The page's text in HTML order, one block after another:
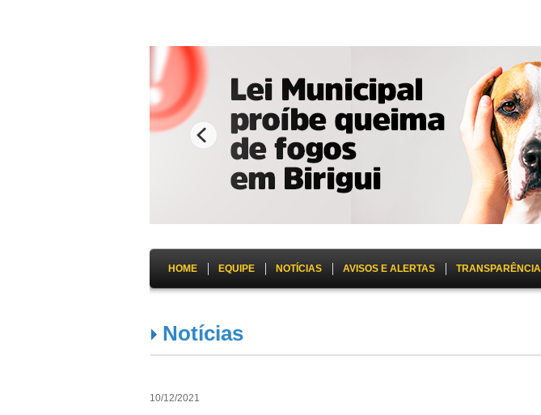
HOME EQUIPE NOTÍCIAS AVISOS E ALERTAS TRANSPARÊNCIA
Notícias
10/12/2021